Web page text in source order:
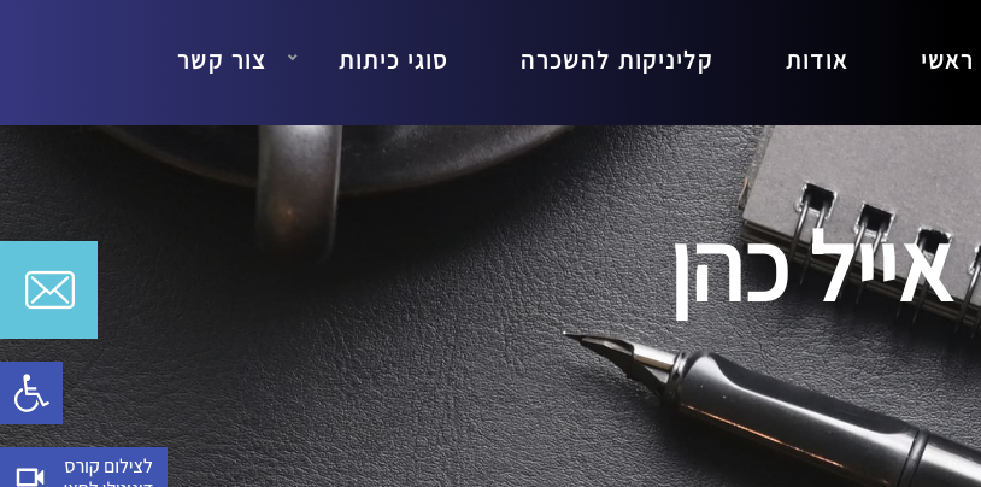
Open toolbar
ראשי אודות קליניקות להשכרה סוגי כיתות צור קשר
אייל כהן